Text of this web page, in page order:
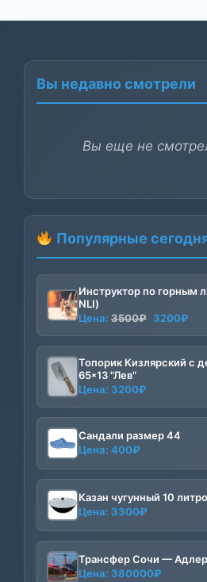
Вы недавно смотрели
Вы еще не
Популярные
Инструктор по горным
NLI)
Цена: 3500₽
цена
3500₽.
3200₽
Топорик Кизлярский с
65*13 "Лев"
Цена: 3200₽
Сандали размер 44
Цена: 400₽
Казан чугунный 10
Цена: 3300₽
Трансфер Сочи — Адлер
Цена: 380000₽